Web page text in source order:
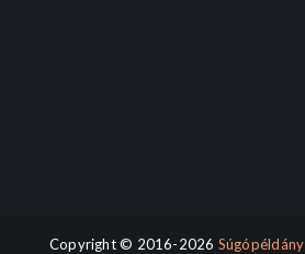
Copyright © 2016-2026 Súgópéldány